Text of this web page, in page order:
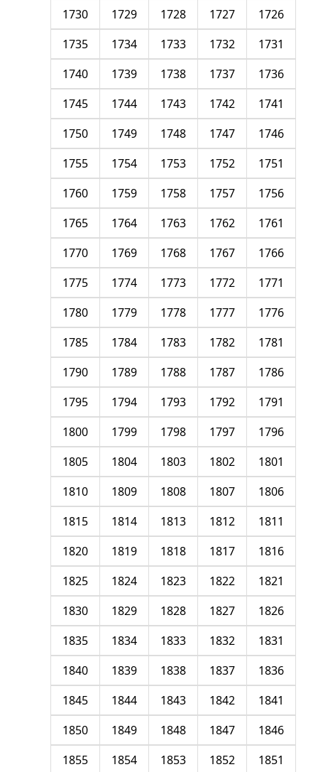
1726
1727
1728
1729
1730
1731
1732
1733
1734
1735
1736
1737
1738
1739
1740
1741
1742
1743
1744
1745
1746
1747
1748
1749
1750
1751
1752
1753
1754
1755
1756
1757
1758
1759
1760
1761
1762
1763
1764
1765
1766
1767
1768
1769
1770
1771
1772
1773
1774
1775
1776
1777
1778
1779
1780
1781
1782
1783
1784
1785
1786
1787
1788
1789
1790
1791
1792
1793
1794
1795
1796
1797
1798
1799
1800
1801
1802
1803
1804
1805
1806
1807
1808
1809
1810
1811
1812
1813
1814
1815
1816
1817
1818
1819
1820
1821
1822
1823
1824
1825
1826
1827
1828
1829
1830
1831
1832
1833
1834
1835
1836
1837
1838
1839
1840
1841
1842
1843
1844
1845
1846
1847
1848
1849
1850
1851
1852
1853
1854
1855